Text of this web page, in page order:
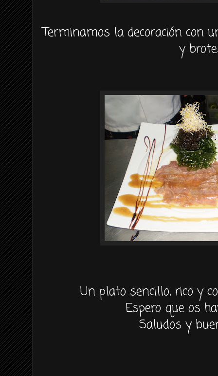
Terminamos ladecoración con
y
Un plato sencillo, rico y
Espero que os
Saludos y